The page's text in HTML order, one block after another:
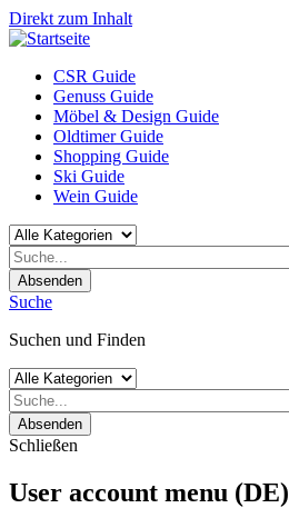
Direkt zum Inhalt
CSR Guide
Genuss Guide
Möbel & Design Guide
Oldtimer Guide
Shopping Guide
Ski Guide
Wein Guide
Absenden
Suche
Suchen und Finden
Absenden
Schließen
User account menu (DE)